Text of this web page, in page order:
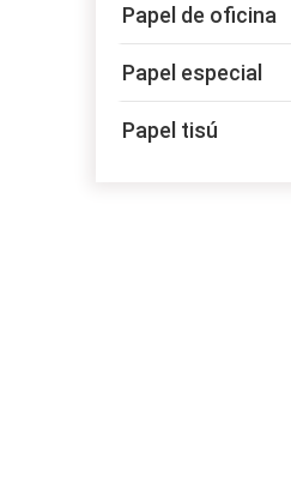
Papel de oficina
Papel especial
Papel tisú